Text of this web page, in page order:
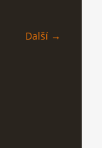
Další →